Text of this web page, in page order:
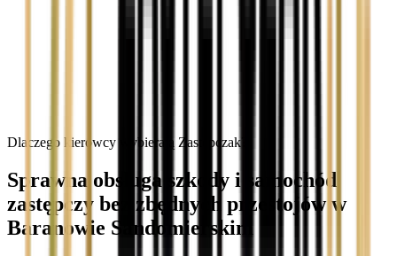
Dlaczego kierowcy wybierają Zastępczak?
Sprawna obsługa szkody i samochód
zastępczy bez zbędnych przestojów w
Baranowie Sandomierskim